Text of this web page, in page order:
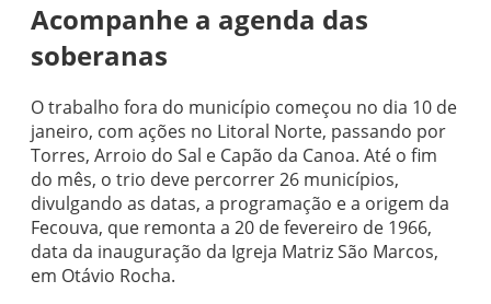
Acompanhe a agenda das
soberanas
O trabalho fora do município começou no dia 10 de
janeiro, com ações no Litoral Norte, passando por
Torres, Arroio do Sal e Capão da Canoa. Até o fim
do mês, o trio deve percorrer 26 municípios,
divulgando as datas, a programação e a origem da
Fecouva, que remonta a 20 de fevereiro de 1966,
data da inauguração da Igreja Matriz São Marcos,
em Otávio Rocha.